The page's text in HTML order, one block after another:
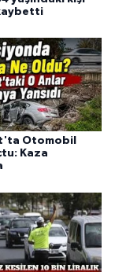
Otomobil
Kaza